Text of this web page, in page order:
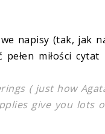
napisy (tak, jak
miłości cytat
( just how
give you lots